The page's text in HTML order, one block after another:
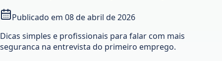
Publicado em 08 de abril de 2026
Dicas simples e profissionais para falar com mais
seguranca na entrevista do primeiro emprego.